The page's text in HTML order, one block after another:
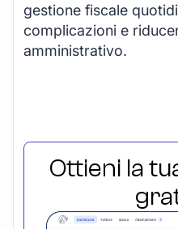
gestione fiscale
complicazioni e
amministrativo.
Ottieni la